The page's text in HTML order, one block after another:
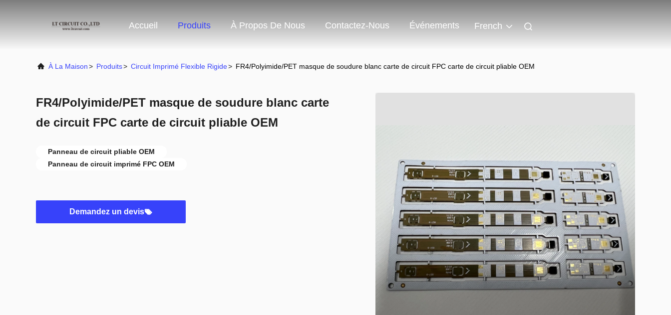
Accueil Produits À Propos De Nous Contactez-Nous Événements French
À La Maison> Produits> Circuit Imprimé Flexible Rigide> FR4/Polyimide/PET masque de soudure blanc carte de circuit FPC carte de circuit pliable OEM
FR4/Polyimide/PET masque de soudure blanc carte
de circuit FPC carte de circuit pliable OEM
Panneau de circuit pliable OEM
Panneau de circuit imprimé FPC OEM
Demandez un devis